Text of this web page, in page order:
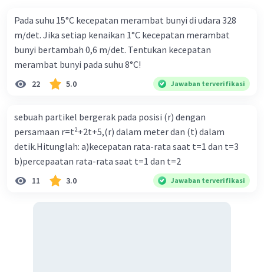
Pada suhu 15°C kecepatan merambat bunyi di udara 328
m/det. Jika setiap kenaikan 1°C kecepatan merambat
bunyi bertambah 0,6 m/det. Tentukan kecepatan
merambat bunyi pada suhu 8°C!
22 5.0 Jawaban terverifikasi
sebuah partikel bergerak pada posisi (r) dengan
persamaan r=t²+2t+5,(r) dalam meter dan (t) dalam
detik.Hitunglah: a)kecepatan rata-rata saat t=1 dan t=3
b)percepaatan rata-rata saat t=1 dan t=2
11 3.0 Jawaban terverifikasi